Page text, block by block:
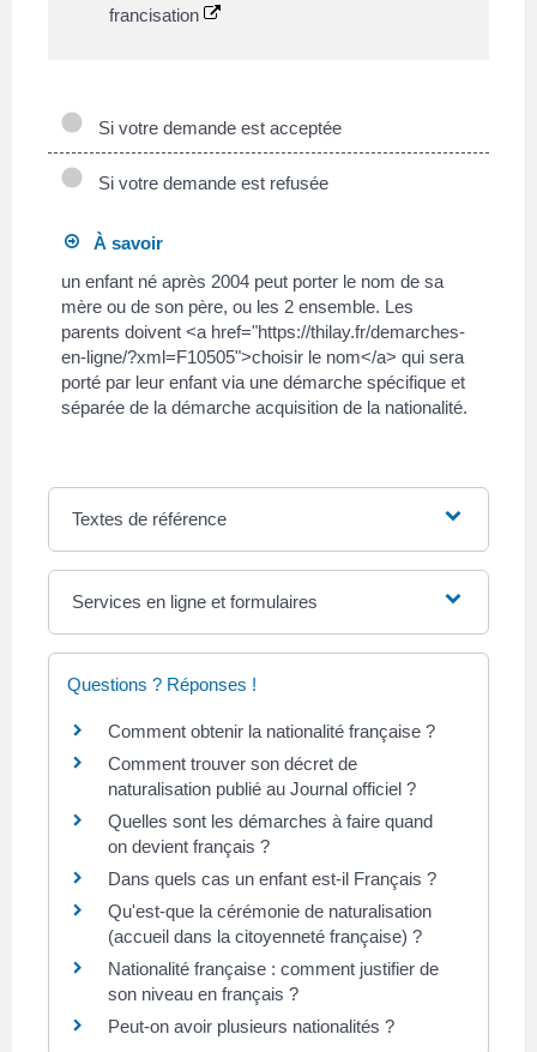
francisation
Si votre demande est acceptée
Si votre demande est refusée
À savoir
un enfant né après 2004 peut porter le nom de sa
mère ou de son père, ou les 2 ensemble. Les
parents doivent <a href="https://thilay.fr/demarches-
en-ligne/?xml=F10505">choisir le nom</a> qui sera
porté par leur enfant via une démarche spécifique et
séparée de la démarche acquisition de la nationalité.
Textes de référence
Services en ligne et formulaires
Questions ? Réponses !
Comment obtenir la nationalité française ?
Comment trouver son décret de
naturalisation publié au Journal officiel ?
Quelles sont les démarches à faire quand
on devient français ?
Dans quels cas un enfant est-il Français ?
Qu'est-que la cérémonie de naturalisation
(accueil dans la citoyenneté française) ?
Nationalité française : comment justifier de
son niveau en français ?
Peut-on avoir plusieurs nationalités ?